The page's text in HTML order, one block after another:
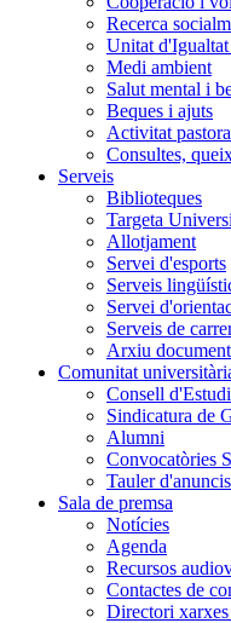
Recerca
Unitat
Medi ambient
Salut mental i
Beques i ajuts
Activitat
Consultes,
Serveis
Biblioteques
Targeta
Allotjament
Servei d'esports
Serveis
Servei
Serveis de
Arxiu
Comunitat
Consell
Sindicatura de
Alumni
Convocatòries
Tauler d'anuncis
Sala de premsa
Notícies
Agenda
Recursos
Contactes de
Directori xarxes